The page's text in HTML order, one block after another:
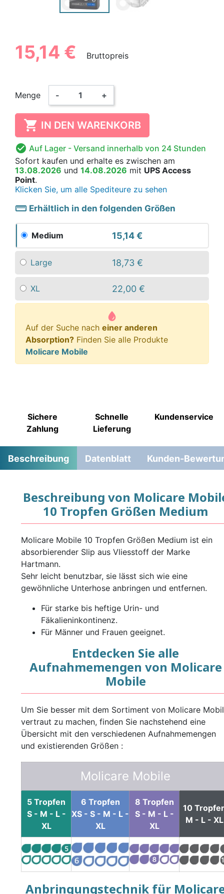
15,14 € Bruttopreis
Menge - +
 IN DEN WARENKORB
 Auf Lager - Versand innerhalb von 24 Stunden
Sofort kaufen und erhalte es zwischen am
13.08.2026 und 14.08.2026 mit UPS Access
Point.
Klicken Sie, um alle Spediteure zu sehen
straighten Erhältlich in den folgenden Größen
Medium 15,14 €
Large 18,73 €
XL 22,00 €
Auf der Suche nach einer anderen
Absorption? Finden Sie alle Produkte
Molicare Mobile
Sichere
Zahlung
Schnelle
Lieferung
Kundenservice
Beschreibung Datenblatt Kunden-
Beschreibung von Molicare
10 Tropfen Größen Medium
Molicare Mobile 10 Tropfen Größen Medium ist ein
absorbierender Slip aus Vliesstoff der Marke
Hartmann.
Sehr leicht benutzbar, sie lässt sich wie eine
gewöhnliche Unterhose anbringen und entfernen.
Für starke bis heftige Urin- und
Fäkalieninkontinenz.
Für Männer und Frauen geeignet.
Entdecken Sie alle
Aufnahmemengen von Molicare
Mobile
Um Sie besser mit dem Sortiment von Molicare
vertraut zu machen, finden Sie nachstehend eine
Übersicht mit den verschiedenen Aufnahmemengen
und existierenden Größen :
Molicare Mobile
5 Tropfen
S - M - L -
XL
6 Tropfen
XS - S - M - L -
XL
8 Tropfen
S - M - L -
XL
10
M - L - XL
Anbringungstechnik für